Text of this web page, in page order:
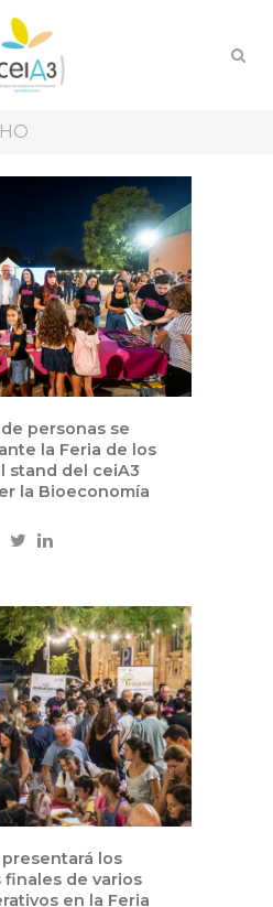
personas se
la Feria de los
stand del ceiA3
la Bioeconomía
presentará los
finales de varios
en la Feria